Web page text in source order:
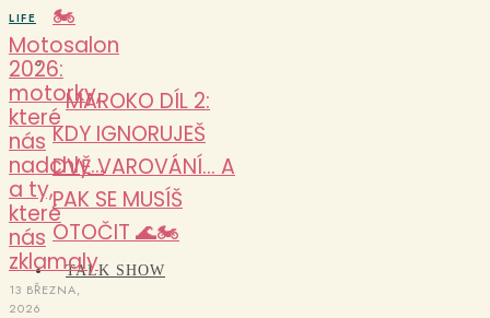
🏍️
MAROKO DÍL 2:
KDY IGNORUJEŠ
DVĚ VAROVÁNÍ… A
PAK SE MUSÍŠ
OTOČIT 🌊🏍️
TALK SHOW
LIFE
Motosalon
2026:
motorky,
které
nás
nadchly…
a ty,
které
nás
zklamaly
13 BŘEZNA,
2026